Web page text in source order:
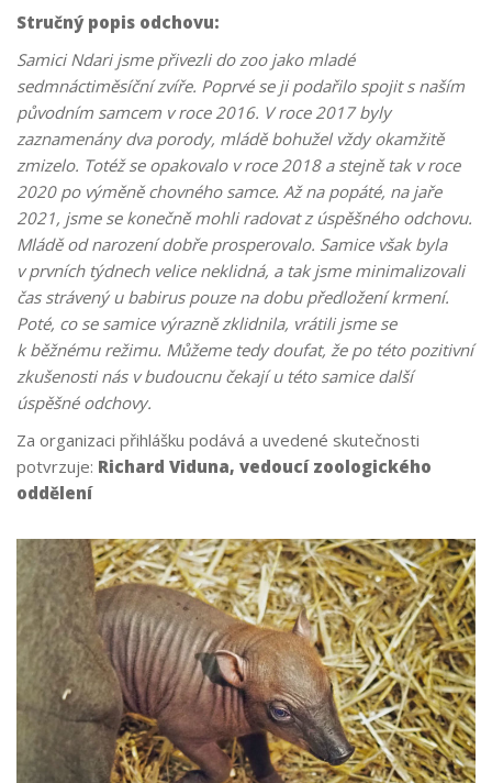
Stručný popis odchovu:
Samici Ndari jsme přivezli do zoo jako mladé
sedmnáctiměsíční zvíře. Poprvé se ji podařilo spojit s naším
původním samcem v roce 2016. V roce 2017 byly
zaznamenány dva porody, mládě bohužel vždy okamžitě
zmizelo. Totéž se opakovalo v roce 2018 a stejně tak v roce
2020 po výměně chovného samce. Až na popáté, na jaře
2021, jsme se konečně mohli radovat z úspěšného odchovu.
Mládě od narození dobře prosperovalo. Samice však byla
v prvních týdnech velice neklidná, a tak jsme minimalizovali
čas strávený u babirus pouze na dobu předložení krmení.
Poté, co se samice výrazně zklidnila, vrátili jsme se
k běžnému režimu. Můžeme tedy doufat, že po této pozitivní
zkušenosti nás v budoucnu čekají u této samice další
úspěšné odchovy.
Za organizaci přihlášku podává a uvedené skutečnosti
potvrzuje: Richard Viduna, vedoucí zoologického
oddělení